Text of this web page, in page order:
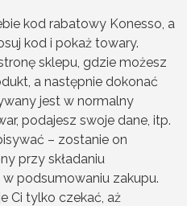
kod rabatowy Konesso, a
kod i pokaż towary.
sklepu, gdzie możesz
a następnie dokonać
jest w normalny
podajesz swoje dane, itp.
– zostanie on
przy składaniu
podsumowaniu zakupu.
Ci tylko czekać, aż